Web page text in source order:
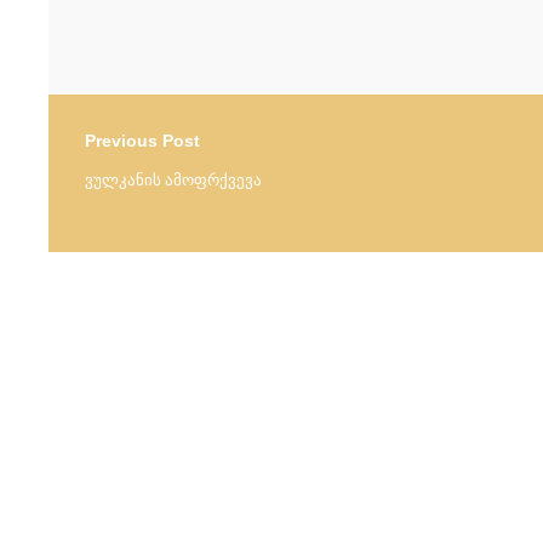
Previous Post
ვულკანის ამოფრქვევა